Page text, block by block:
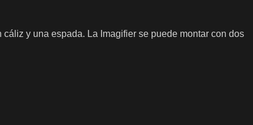
y una espada. La Imagifier se puede montar con dos